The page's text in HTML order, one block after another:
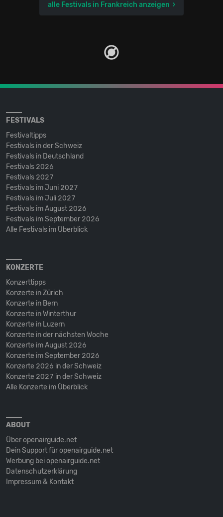
alle Festivals in Frankreich anzeigen
FESTIVALS
Festivaltipps
Festivals in der Schweiz
Festivals in Deutschland
Festivals 2026
Festivals 2027
Festivals im Juni 2027
Festivals im Juli 2027
Festivals im August 2026
Festivals im September 2026
Alle Festivals im Überblick
KONZERTE
Konzerttipps
Konzerte in Zürich
Konzerte in Bern
Konzerte in Winterthur
Konzerte in Luzern
Konzerte in der nächsten Woche
Konzerte im August 2026
Konzerte im September 2026
Konzerte 2026 in der Schweiz
Konzerte 2027 in der Schweiz
Alle Konzerte im Überblick
ABOUT
Über openairguide.net
Dein Support für openairguide.net
Werbung bei openairguide.net
Datenschutz­erklärung
Impressum & Kontakt